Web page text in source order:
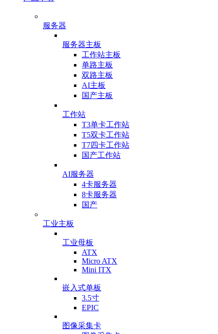
服务器
服务器主板
工作站主板
单路主板
双路主板
AI主板
国产主板
工作站
T3单卡工作站
T5双卡工作站
T7四卡工作站
国产工作站
AI服务器
4卡服务器
8卡服务器
国产
工业主板
工业母板
ATX
Micro ATX
Mini ITX
嵌入式单板
3.5寸
EPIC
图像采集卡